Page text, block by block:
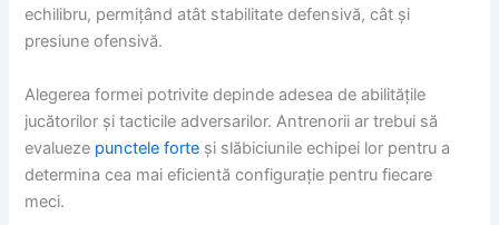
echilibru, permițând atât stabilitate defensivă, cât și
presiune ofensivă.
Alegerea formei potrivite depinde adesea de abilitățile
jucătorilor și tacticile adversarilor. Antrenorii ar trebui să
evalueze punctele forte și slăbiciunile echipei lor pentru a
determina cea mai eficientă configurație pentru fiecare
meci.